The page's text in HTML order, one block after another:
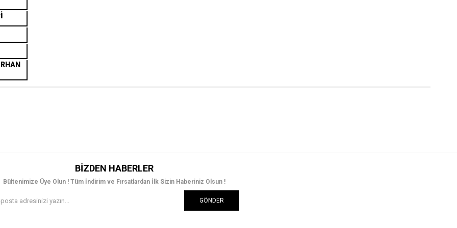
BIZDEN HABERLER
Bültenimize Üye Olun ! Tüm İndirim ve Fırsatlardan İlk Sizin Haberiniz Olsun !
GÖNDER